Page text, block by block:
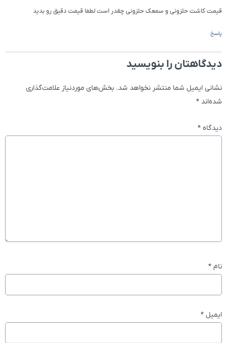
قیمت کاشت حلزونی و سمعک حلزونی چقدر است لطفا قیمت دقیق رو بدید
پاسخ
دیدگاهتان را بنویسید
نشانی ایمیل شما منتشر نخواهد شد. بخش‌های موردنیاز علامت‌گذاری
شده‌اند *
دیدگاه *
نام *
ایمیل *